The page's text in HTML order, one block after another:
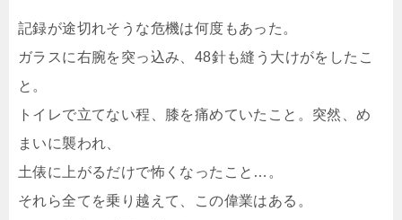
記録が途切れそうな危機は何度もあった。
ガラスに右腕を突っ込み、48針も縫う大けがをしたこ
と。
トイレで立てない程、膝を痛めていたこと。突然、め
まいに襲われ、
土俵に上がるだけで怖くなったこと…。
それら全てを乗り越えて、この偉業はある。